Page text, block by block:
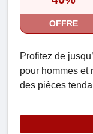
OFFRE
Profitez de
pour hommes et
des pièces